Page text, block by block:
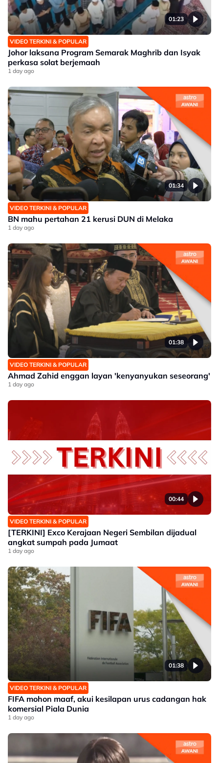
01:23
VIDEO TERKINI & POPULAR
Johor laksana Program Semarak Maghrib dan Isyak
perkasa solat berjemaah
1 day ago
01:34
VIDEO TERKINI & POPULAR
BN mahu pertahan 21 kerusi DUN di Melaka
1 day ago
01:38
VIDEO TERKINI & POPULAR
Ahmad Zahid enggan layan 'kenyanyukan seseorang'
1 day ago
00:44
VIDEO TERKINI & POPULAR
[TERKINI] Exco Kerajaan Negeri Sembilan dijadual
angkat sumpah pada Jumaat
1 day ago
01:38
VIDEO TERKINI & POPULAR
FIFA mohon maaf, akui kesilapan urus cadangan hak
komersial Piala Dunia
1 day ago